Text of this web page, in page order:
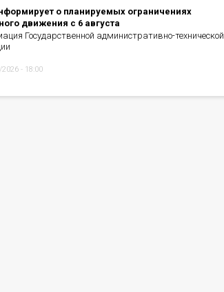
о планируемых ограничениях
движения с 6 августа
Государственной административно-технической
- 18:00